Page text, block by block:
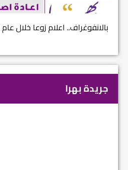
بالانفوغراف.. اعلام زوعا خلال عام 2017...
جريدة بهرا